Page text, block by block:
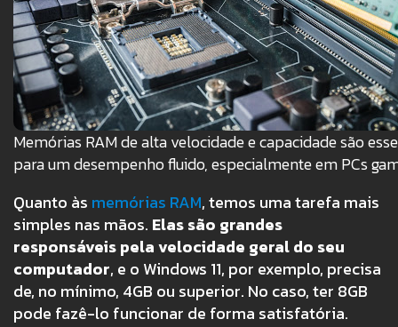
Memórias RAM de alta velocidade e capacidade são
para um desempenho fluido, especialmente em PCs
Quanto às memórias RAM, temos uma tarefa mais
simples nas mãos. Elas são grandes
responsáveis pela velocidade geral do seu
computador, e o Windows 11, por exemplo, precisa
de, no mínimo, 4GB ou superior. No caso, ter 8GB
pode fazê-lo funcionar de forma satisfatória.